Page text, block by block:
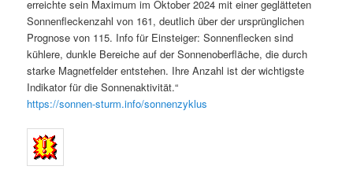
erreichte sein Maximum im Oktober 2024 mit einer geglätteten
Sonnenfleckenzahl von 161, deutlich über der ursprünglichen
Prognose von 115. Info für Einsteiger: Sonnenflecken sind
kühlere, dunkle Bereiche auf der Sonnenoberfläche, die durch
starke Magnetfelder entstehen. Ihre Anzahl ist der wichtigste
Indikator für die Sonnenaktivität.“
https://sonnen-sturm.info/sonnenzyklus